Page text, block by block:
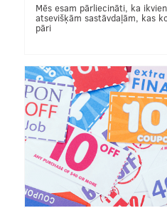
Mēs esam pārliecināti, ka
atsevišķām sastāvdaļām, kas
pāri